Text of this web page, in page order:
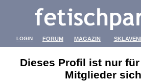
LOGIN FORUM MAGAZIN
Dieses Profil ist nur
Mitglieder